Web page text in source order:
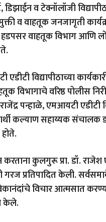
व टेक्नॉलॉजी
व वाहतूक जनजागृती
हडपसर वाहतूक विभाग आणि
एडीटी विद्यापीठाच्या
विभागाचे वरिष्ठ पोलीस
पन्हाळे, एमआयटी
कल्याण सहाय्यक संचालक
कुलगुरू प्रा. डॉ. राजेश
प्रतिपादित केली.
विचार आत्मसात
केले.